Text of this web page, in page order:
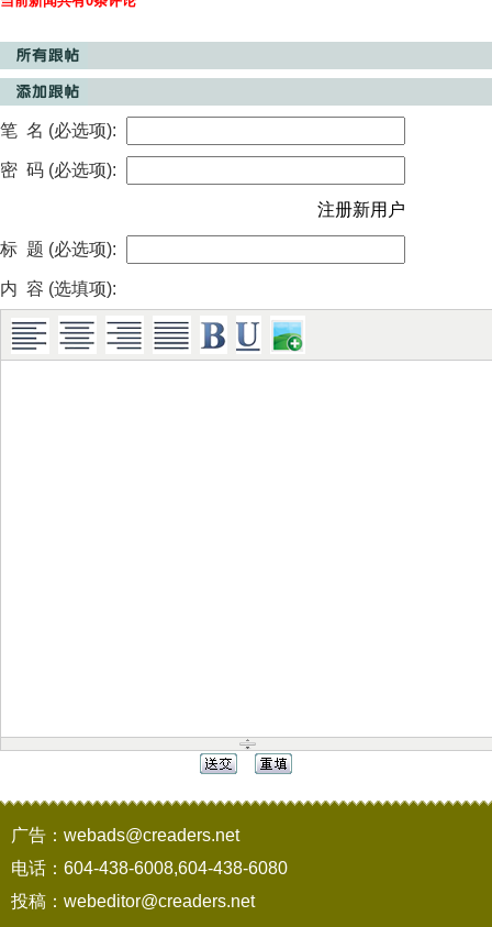
笔 名 (必选项):
密 码 (必选项):
注册新用户
标 题 (必选项):
内 容 (选填项):
广告：webads@creaders.net
电话：604-438-6008,604-438-6080
投稿：webeditor@creaders.net